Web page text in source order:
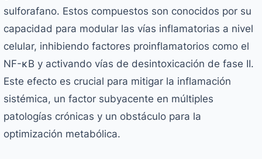
sulforafano. Estos compuestos son conocidos por su
capacidad para modular las vías inflamatorias a nivel
celular, inhibiendo factores proinflamatorios como el
NF-κB y activando vías de desintoxicación de fase II.
Este efecto es crucial para mitigar la inflamación
sistémica, un factor subyacente en múltiples
patologías crónicas y un obstáculo para la
optimización metabólica.